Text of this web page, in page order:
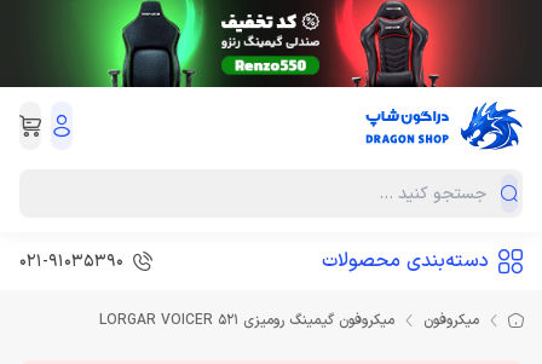
دسته‌بندی محصولات 021-91035390
میکروفون میکروفون گیمینگ رومیزی LORGAR VOICER 521